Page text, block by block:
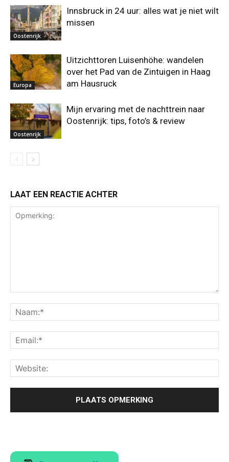
Oostenrijk
Innsbruck in 24 uur: alles wat je niet wilt
missen
Europa
Uitzichttoren Luisenhöhe: wandelen
over het Pad van de Zintuigen in Haag
am Hausruck
Oostenrijk
Mijn ervaring met de nachttrein naar
Oostenrijk: tips, foto’s & review
LAAT EEN REACTIE ACHTER